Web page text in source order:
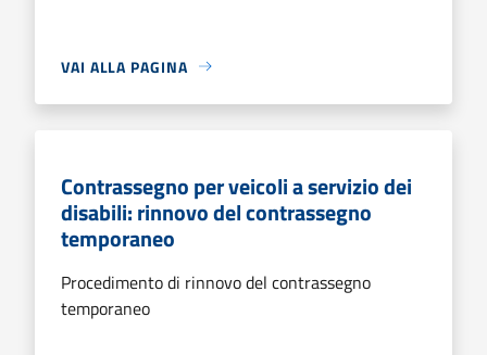
VAI ALLA PAGINA
Contrassegno per veicoli a servizio dei
disabili: rinnovo del contrassegno
temporaneo
Procedimento di rinnovo del contrassegno
temporaneo